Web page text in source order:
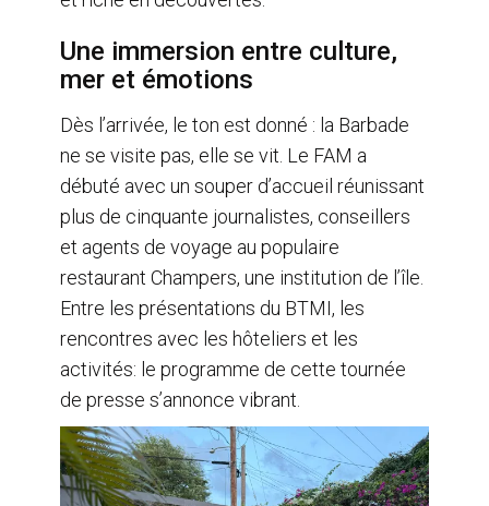
Une immersion entre culture,
mer et émotions
Dès l’arrivée, le ton est donné : la Barbade
ne se visite pas, elle se vit. Le FAM a
débuté avec un souper d’accueil réunissant
plus de cinquante journalistes, conseillers
et agents de voyage au populaire
restaurant Champers, une institution de l’île.
Entre les présentations du BTMI, les
rencontres avec les hôteliers et les
activités: le programme de cette tournée
de presse s’annonce vibrant.